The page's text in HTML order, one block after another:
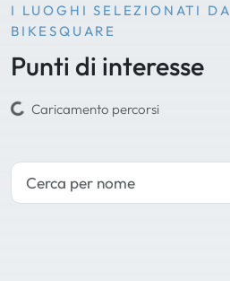
I LUOGHI SELEZIONATI DA
BIKESQUARE
Punti di interesse
Caricamento percorsi